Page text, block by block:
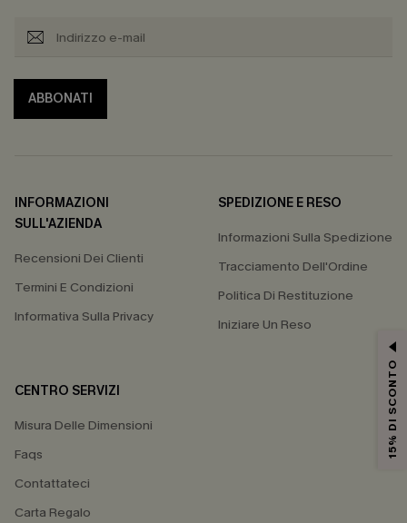
ABBONATI
INFORMAZIONI
SULL'AZIENDA
Recensioni Dei Clienti
Termini E Condizioni
Informativa Sulla Privacy
SPEDIZIONE E RESO
Informazioni Sulla Spedizione
Tracciamento Dell'Ordine
Politica Di Restituzione
Iniziare Un Reso
CENTRO SERVIZI
Misura Delle Dimensioni
Faqs
Contattateci
Carta Regalo
15% DI SCONTO